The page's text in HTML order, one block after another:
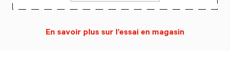
En savoir plus sur l’essai en magasin